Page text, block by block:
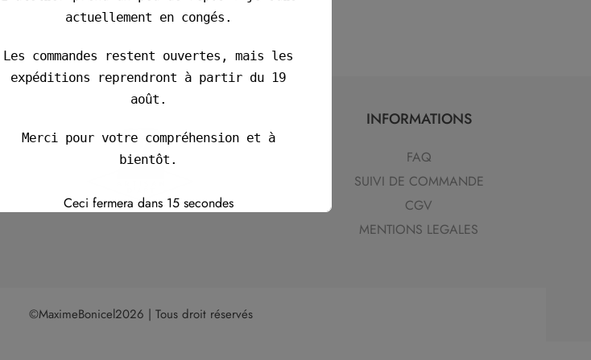
INFORMATIONS
FAQ
SUIVI DE COMMANDE
CGV
MENTIONS LEGALES
©MaximeBonicel2026 | Tous droit réservés
actuellement en congés.
Les commandes restent ouvertes, mais les
expéditions reprendront à partir du 19
août.
Merci pour votre compréhension et à
bientôt.
Cordialement,
Ceci fermera dans 15secondes